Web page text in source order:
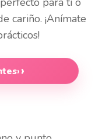
cariño. ¡Anímate
›